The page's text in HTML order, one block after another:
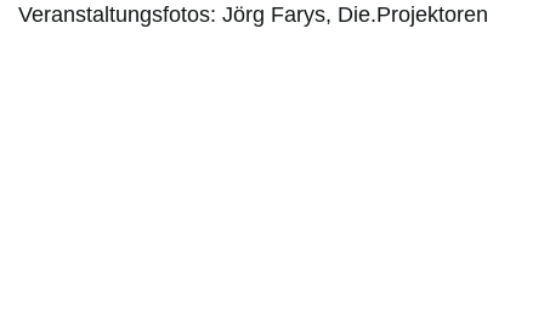
Veranstaltungsfotos: Jörg Farys, Die.Projektoren